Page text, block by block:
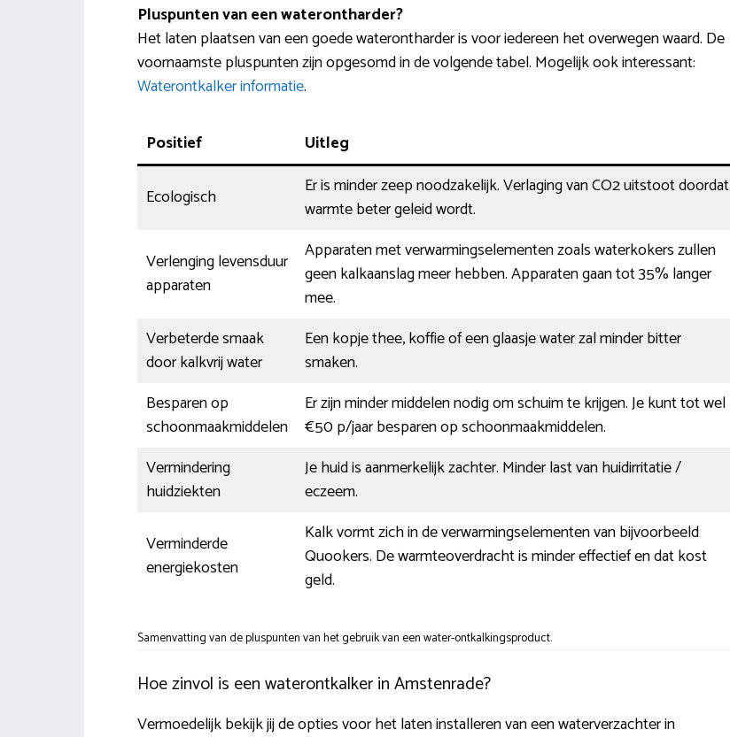
Pluspunten van een waterontharder?
Het laten plaatsen van een goede waterontharder is voor iedereen het overwegen waard. De
voornaamste pluspunten zijn opgesomd in de volgende tabel. Mogelijk ook interessant:
Waterontkalker informatie.
Positief Uitleg
Ecologisch
Er is minder zeep noodzakelijk. Verlaging van CO2 uitstoot doordat
warmte beter geleid wordt.
Verlenging levensduur
apparaten
Apparaten met verwarmingselementen zoals waterkokers zullen
geen kalkaanslag meer hebben. Apparaten gaan tot 35% langer
mee.
Verbeterde smaak
door kalkvrij water
Een kopje thee, koffie of een glaasje water zal minder bitter
smaken.
Besparen op
schoonmaakmiddelen
Er zijn minder middelen nodig om schuim te krijgen. Je kunt tot wel
€50 p/jaar besparen op schoonmaakmiddelen.
Vermindering
huidziekten
Je huid is aanmerkelijk zachter. Minder last van huidirritatie /
eczeem.
Verminderde
energiekosten
Kalk vormt zich in de verwarmingselementen van bijvoorbeeld
Quookers. De warmteoverdracht is minder effectief en dat kost
geld.
Samenvatting van de pluspunten van het gebruik van een water-ontkalkingsproduct.
Hoe zinvol is een waterontkalker in Amstenrade?
Vermoedelijk bekijk jij de opties voor het laten installeren van een waterverzachter in